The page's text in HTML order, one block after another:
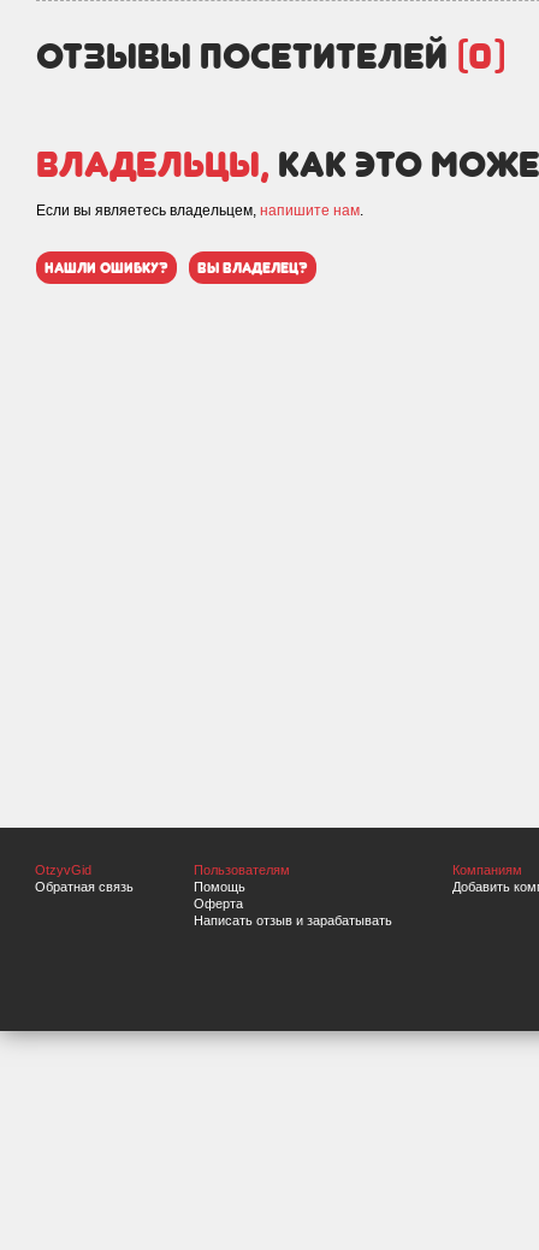
отзывы посетителей (0)
Владельцы, как это
Если вы являетесь владельцем, напишите нам.
нашли ошибку? вы владелец?
OtzyvGid
Обратная связь
Пользователям
Помощь
Оферта
Написать отзыв и зарабатывать
Компаниям
Добавить